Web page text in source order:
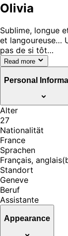
Olivia
Sublime, longue
et langoureuse…
pas de si tôt…
Read more
Personal
Alter
27
Nationalität
France
Sprachen
Français,
Standort
Geneve
Beruf
Assistante
Appearance